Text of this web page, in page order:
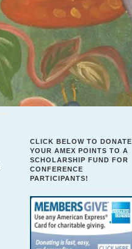
CLICK BELOW TO DONATE
YOUR AMEX POINTS TO A
SCHOLARSHIP FUND FOR
CONFERENCE
PARTICIPANTS!